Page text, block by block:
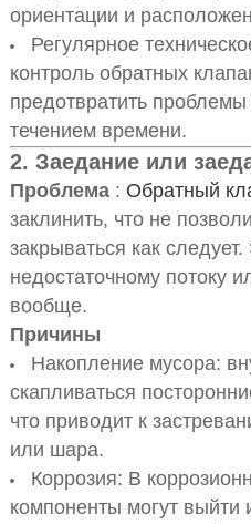
ориентации и
Регулярное
контроль обратных
предотвратить
течением времени.
2. Заедание или
Проблема: Обратный
заклинить, что не
закрываться как
недостаточному потоку
вообще.
Причины
Накопление мусора:
скапливаться
что приводит к
или шара.
Коррозия: В
компоненты могут выйти